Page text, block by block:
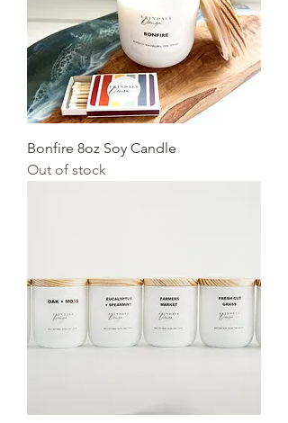
Bonfire 8oz Soy Candle
Out of stock